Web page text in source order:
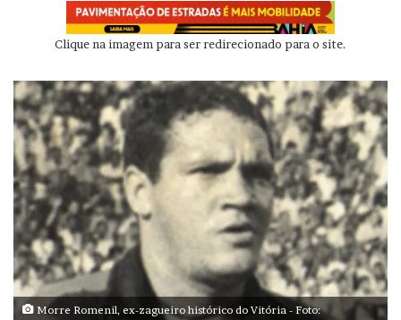
Clique na imagem para ser redirecionado para o site.
Morre Romenil, ex-zagueiro histórico do Vitória - Foto: